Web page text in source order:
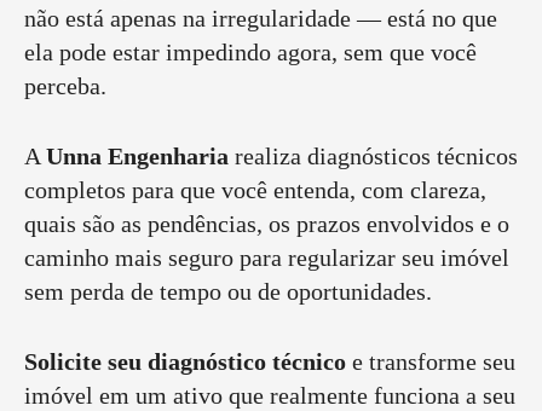
não está apenas na irregularidade — está no que
ela pode estar impedindo agora, sem que você
perceba.
A Unna Engenharia realiza diagnósticos técnicos
completos para que você entenda, com clareza,
quais são as pendências, os prazos envolvidos e o
caminho mais seguro para regularizar seu imóvel
sem perda de tempo ou de oportunidades.
Solicite seu diagnóstico técnico e transforme seu
imóvel em um ativo que realmente funciona a seu